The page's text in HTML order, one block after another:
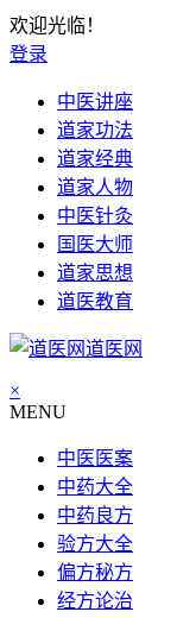
欢迎光临！
登录
中医讲座
道家功法
道家经典
道家人物
中医针灸
国医大师
道家思想
道医教育
道医网
×
MENU
中医医案
中药大全
中药良方
验方大全
偏方秘方
经方论治